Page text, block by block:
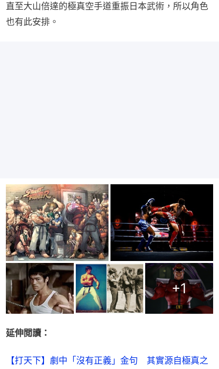
直至大山倍達的極真空手道重振日本武術，所以角色
也有此安排。
+1
延伸閲讀：
【打天下】劇中「沒有正義」金句　其實源自極真之